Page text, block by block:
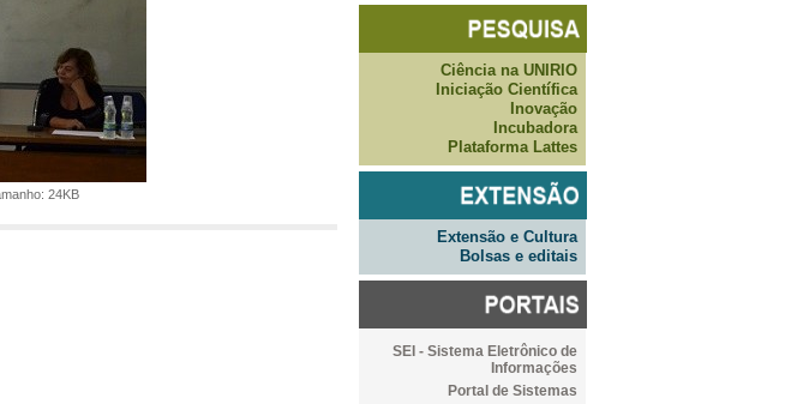
24KB
Ciência na UNIRIO
Iniciação Científica
Inovação
Incubadora
Plataforma Lattes
Extensão e Cultura
Bolsas e editais
SEI - Sistema Eletrônico de
Informações
Portal de Sistemas